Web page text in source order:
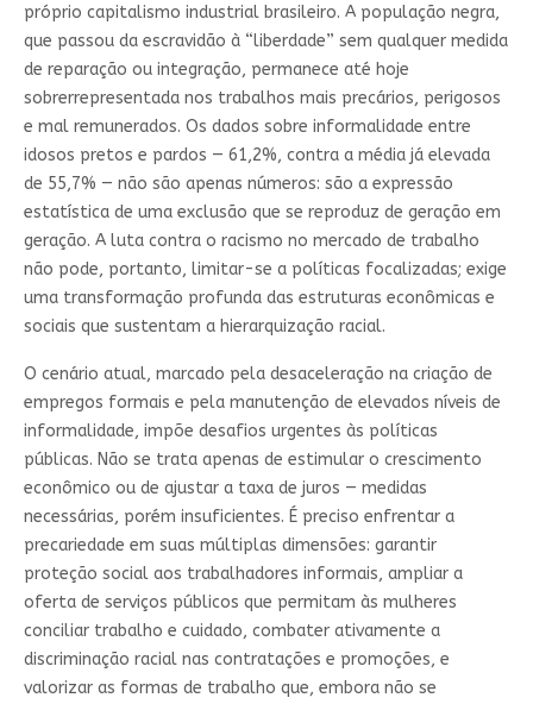
próprio capitalismo industrial brasileiro. A população negra,
que passou da escravidão à “liberdade” sem qualquer medida
de reparação ou integração, permanece até hoje
sobrerrepresentada nos trabalhos mais precários, perigosos
e mal remunerados. Os dados sobre informalidade entre
idosos pretos e pardos — 61,2%, contra a média já elevada
de 55,7% — não são apenas números: são a expressão
estatística de uma exclusão que se reproduz de geração em
geração. A luta contra o racismo no mercado de trabalho
não pode, portanto, limitar-se a políticas focalizadas; exige
uma transformação profunda das estruturas econômicas e
sociais que sustentam a hierarquização racial.
O cenário atual, marcado pela desaceleração na criação de
empregos formais e pela manutenção de elevados níveis de
informalidade, impõe desafios urgentes às políticas
públicas. Não se trata apenas de estimular o crescimento
econômico ou de ajustar a taxa de juros — medidas
necessárias, porém insuficientes. É preciso enfrentar a
precariedade em suas múltiplas dimensões: garantir
proteção social aos trabalhadores informais, ampliar a
oferta de serviços públicos que permitam às mulheres
conciliar trabalho e cuidado, combater ativamente a
discriminação racial nas contratações e promoções, e
valorizar as formas de trabalho que, embora não se